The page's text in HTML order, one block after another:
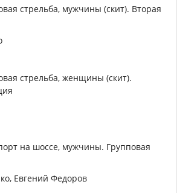
стрельба, мужчины (скит). Вторая
стрельба, женщины (скит).
на шоссе, мужчины. Групповая
Евгений Федоров